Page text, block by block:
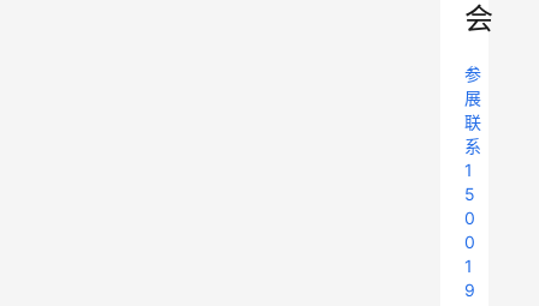
会
参
展
联
系
1
5
0
0
1
9